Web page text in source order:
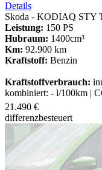
Details
Skoda - KODIAQ STY
Leistung: 150 PS
Hubraum: 1400cm³
Km: 92.900 km
Kraftstoff: Benzin
Kraftstoffverbrauch:
kombiniert: - l/100km |
21.490 €
differenzbesteuert